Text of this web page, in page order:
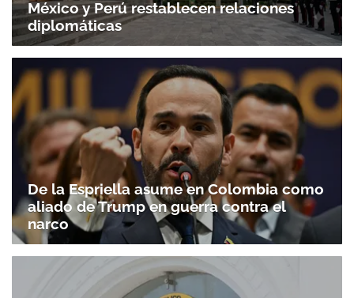
México y Perú restablecen relaciones
diplomáticas
De la Espriella asume en Colombia como
aliado de Trump en guerra contra el
narco